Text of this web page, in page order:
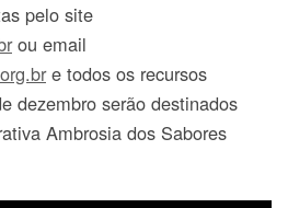
pelo site
ou email
e todos os recursos
dezembro serão destinados
Ambrosia dos Sabores